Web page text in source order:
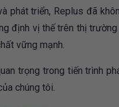
phát triển, Replus đã
định vị thế trên thị
vững mạnh.
trọng trong tiến trình
chúng tôi.